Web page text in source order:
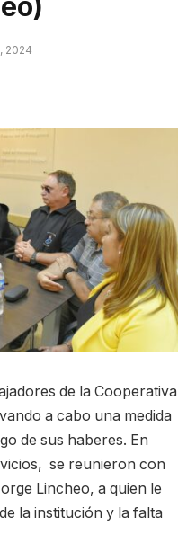
2024
de la Cooperativa
a cabo una medida
de sus haberes. En
se reunieron con
Lincheo, a quien le
la institución y la falta